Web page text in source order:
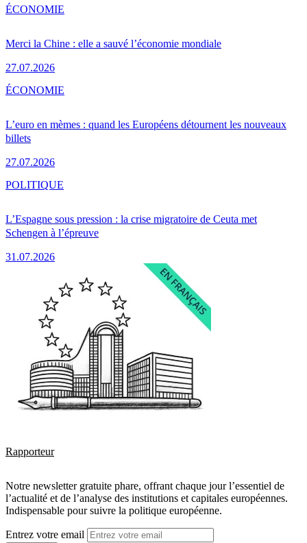
Merci la Chine : elle a sauvé l’économie mondiale
27.07.2026
ÉCONOMIE
L’euro en mèmes : quand les Européens détournent les nouveaux
billets
27.07.2026
ÉCONOMIE
L’Espagne sous pression : la crise migratoire de Ceuta met
Schengen à l’épreuve
31.07.2026
POLITIQUE
Rapporteur
Notre newsletter gratuite phare, offrant chaque jour l’essentiel de
l’actualité et de l’analyse des institutions et capitales européennes.
Indispensable pour suivre la politique européenne.
Entrez votre email